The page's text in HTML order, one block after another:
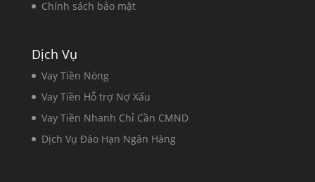
Chính sách bảo mật
Dịch Vụ
Vay Tiền Nóng
Vay Tiền Hỗ trợ Nợ Xấu
Vay Tiền Nhanh Chỉ Cần CMND
Dịch Vụ Đáo Hạn Ngân Hàng